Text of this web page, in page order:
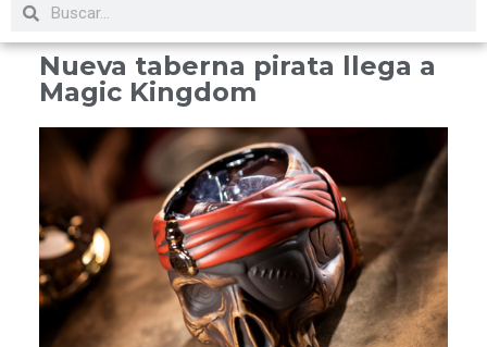
Nueva taberna pirata llega a
Magic Kingdom